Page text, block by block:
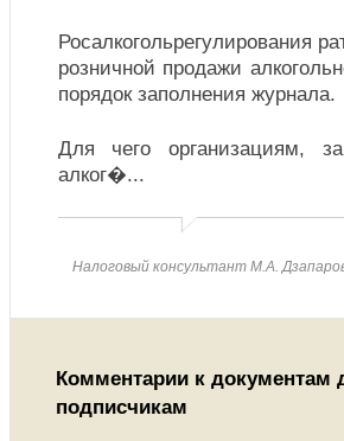
Росалкогольрегулирования
розничной продажи
порядок заполнения журнала.
Для чего организациям,
алког�...
Налоговый консультант М.А.
Комментарии к
подписчикам